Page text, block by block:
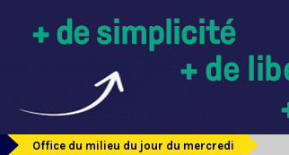
Office du milieu du jour du mercredi